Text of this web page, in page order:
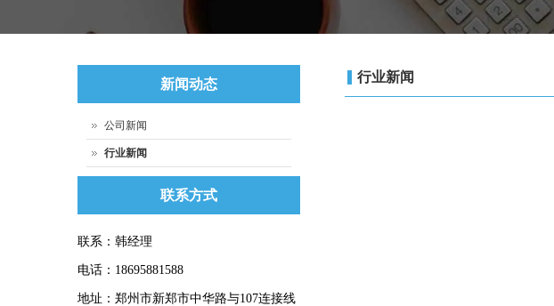
行业新闻
新闻动态
公司新闻
行业新闻
联系方式
联系：韩经理
电话：18695881588
地址：郑州市新郑市中华路与107连接线